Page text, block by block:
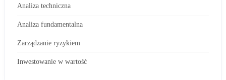
Analiza techniczna
Analiza fundamentalna
Zarządzanie ryzykiem
Inwestowanie w wartość